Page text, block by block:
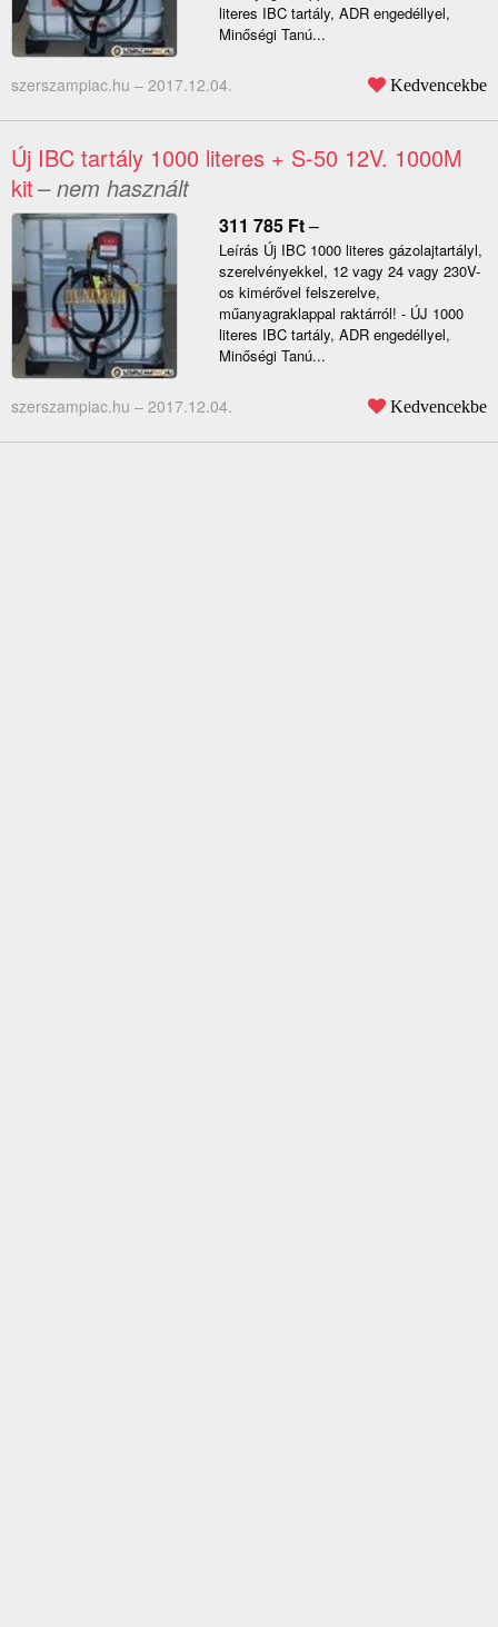
literes IBC tartály, ADR engedéllyel,
Minőségi Tanú...
szerszampiac.hu – 2017.12.04. Kedvencekbe
Új IBC tartály 1000 literes + S-50 12V. 1000M
kit– nem használt
311 785 Ft–
Leírás Új IBC 1000 literes gázolajtartályl,
szerelvényekkel, 12 vagy 24 vagy 230V-
os kimérővel felszerelve,
műanyagraklappal raktárról! - ÚJ 1000
literes IBC tartály, ADR engedéllyel,
Minőségi Tanú...
szerszampiac.hu – 2017.12.04. Kedvencekbe